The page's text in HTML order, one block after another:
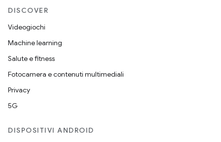
DISCOVER
Videogiochi
Machine learning
Salute e fitness
Fotocamera e contenuti multimediali
Privacy
5G
DISPOSITIVI ANDROID